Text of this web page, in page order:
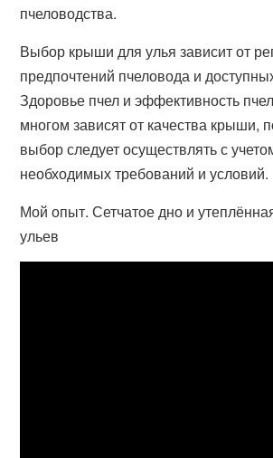
пчеловодства.
Выбор крыши для улья зависит от
предпочтений пчеловода и
Здоровье пчел и эффективность
многом зависят от качества крыши,
выбор следует осуществлять с
необходимых требований и условий.
Мой опыт. Сетчатое дно и
ульев